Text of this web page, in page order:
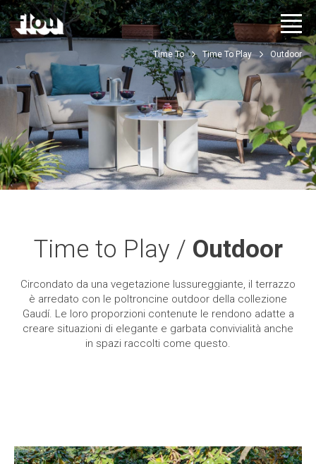
Time To Time To Play Outdoor
Time to Play / Outdoor
Circondato da una vegetazione lussureggiante, il terrazzo
è arredato con le poltroncine outdoor della collezione
Gaudí. Le loro proporzioni contenute le rendono adatte a
creare situazioni di elegante e garbata convivialità anche
in spazi raccolti come questo.